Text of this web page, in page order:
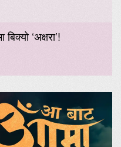
‘अक्षरा’!